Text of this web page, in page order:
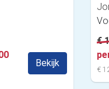
Bekijk
€
€